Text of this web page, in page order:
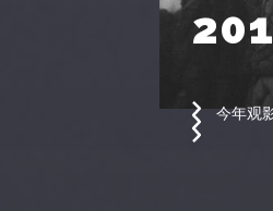
今年观